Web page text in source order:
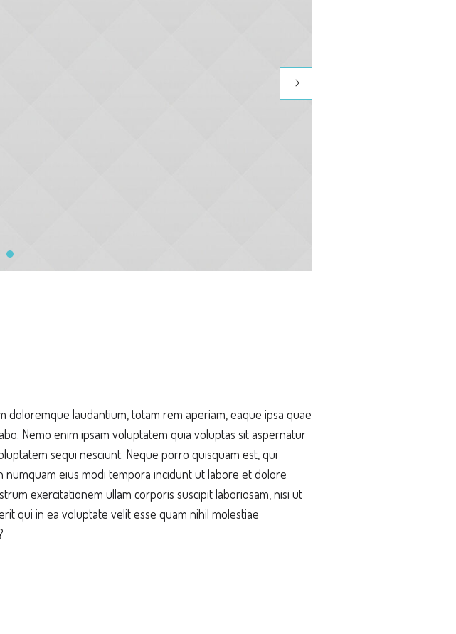
laudantium, totam rem aperiam, eaque ipsa quae
Nemo enim ipsam voluptatem quia voluptas sit aspernatur
sequi nesciunt. Neque porro quisquam est, qui
numquam eius modi tempora incidunt ut labore et dolore
exercitationem ullam corporis suscipit laboriosam, nisi ut
qui in ea voluptate velit esse quam nihil molestiae